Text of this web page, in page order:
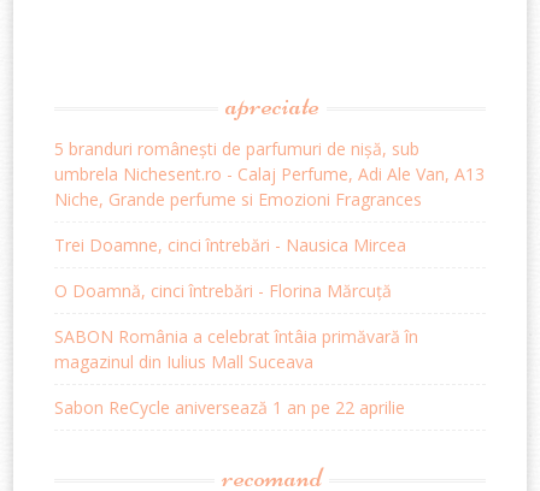
apreciate
5 branduri românești de parfumuri de nișă, sub
umbrela Nichesent.ro - Calaj Perfume, Adi Ale Van, A13
Niche, Grande perfume si Emozioni Fragrances
Trei Doamne, cinci întrebări - Nausica Mircea
O Doamnă, cinci întrebări - Florina Mărcuță
SABON România a celebrat întâia primăvară în
magazinul din Iulius Mall Suceava
Sabon ReCycle aniversează 1 an pe 22 aprilie
recomand